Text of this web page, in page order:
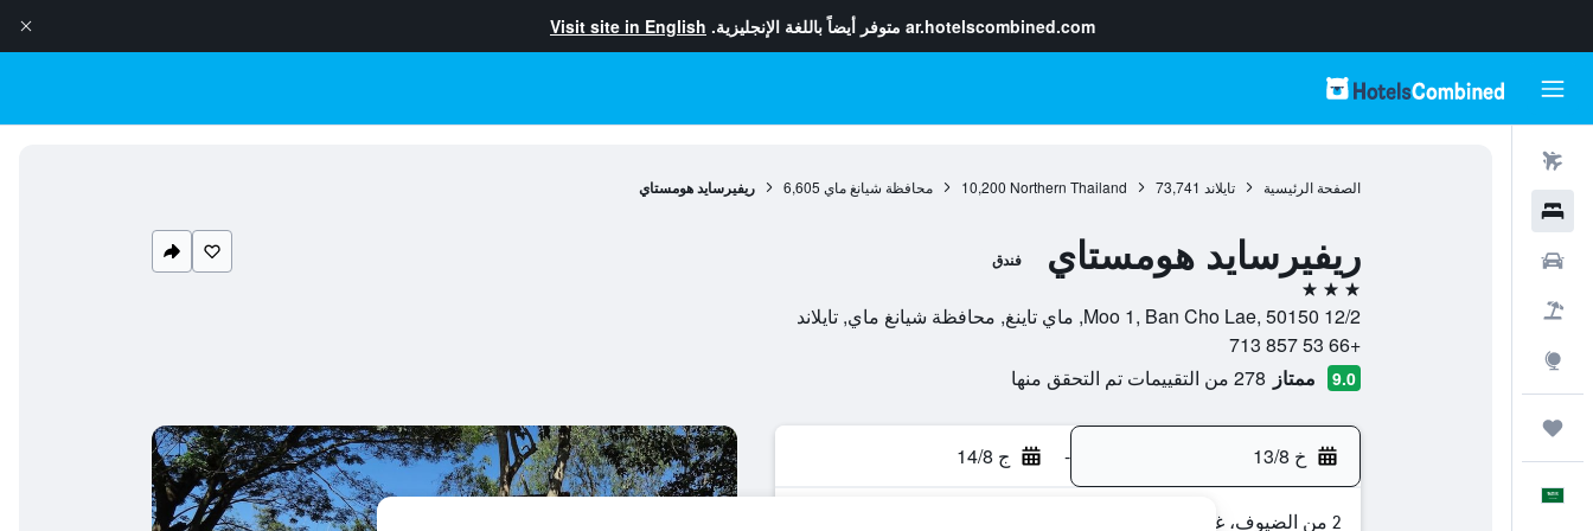
ar.hotelscombined.com متوفر أيضاً باللغة الإنجليزية. Visit site in English
الصفحة الرئيسية تايلاند 73,741
Northern Thailand
10,200 محافظة شيانغ ماي 6,605 ريفيرسايد هومستاي
ريفيرسايد هومستاي فندق
3 نجوم
12/2 Moo 1, Ban Cho Lae, 50150, ماي تاينغ, محافظة شيانغ ماي, تايلاند
+66 53 857 713
9.0 ممتاز 278 من التقييمات تم التحقق منها
خ 13/8 - ج 14/8
2 من الضيوف، غرفة واحدة